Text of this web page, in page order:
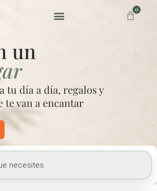
0
Carrito
un
tu día a día, regalos y
te van a encantar